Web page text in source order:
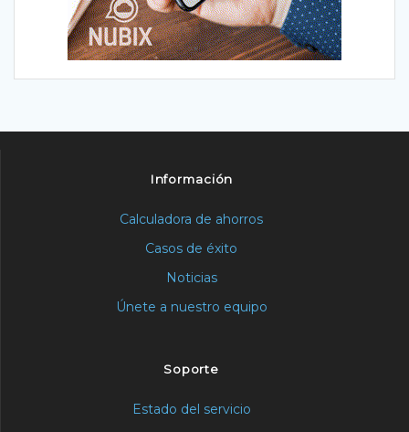
Información
Calculadora de ahorros
Casos de éxito
Noticias
Únete a nuestro equipo
Soporte
Estado del servicio